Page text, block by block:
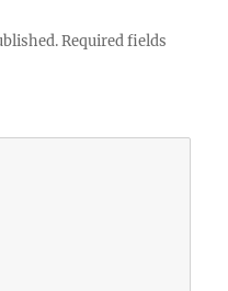
Required fields